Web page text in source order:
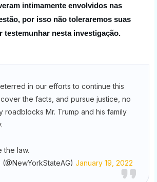
intimamente envolvidos nas
por isso não toleraremos suas
testemunhar nesta investigação.
in our efforts to continue this
the facts, and pursue justice, no
roadblocks Mr. Trump and his family
the law.
January 19, 2022